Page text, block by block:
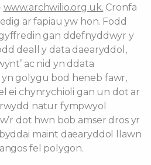
www.archwilio.org.uk. Cronfa
ar fapiau yw hon. Fodd
gan ddefnyddwyr y
deall y data daearyddol,
ac nid yn ddata
golygu bod heneb fawr,
ei chynrychioli gan un dot ar
natur fympwyol
dot hwn bob amser dros yr
maint daearyddol llawn
fel polygon.